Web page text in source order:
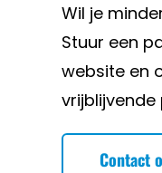
Wil je
Stuur een
website en
vrijblijvende
Contact